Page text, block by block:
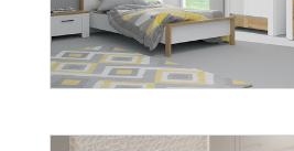
Więcej